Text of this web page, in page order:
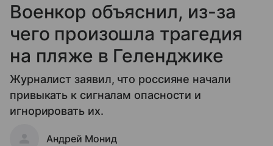
Военкор объяснил, из-за
чего произошла трагедия
на пляже в Геленджике
Журналист заявил, что россияне начали
привыкать к сигналам опасности и
игнорировать их.
Андрей Монид